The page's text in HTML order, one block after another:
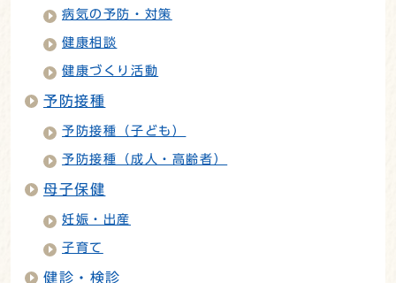
病気の予防・対策
健康相談
健康づくり活動
予防接種
予防接種（子ども）
予防接種（成人・高齢者）
母子保健
妊娠・出産
子育て
健診・検診